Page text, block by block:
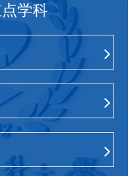
学科